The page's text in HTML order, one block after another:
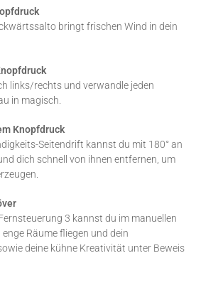
bringt frischen Wind in dein
links/rechts und verwandle jeden
in magisch.
Knopfdruck
Seitendrift kannst du mit 180° an
dich schnell von ihnen entfernen, um
3 kannst du im manuellen
Räume fliegen und dein
deine kühne Kreativität unter Beweis